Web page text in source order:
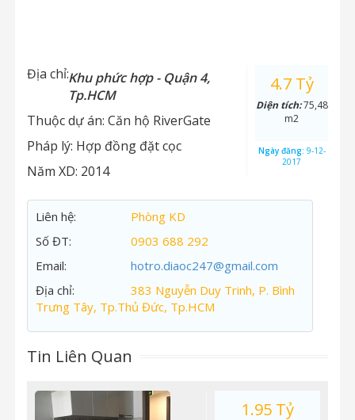
Địa chỉ:Khu phức hợp - Quận 4,
Tp.HCM
Thuộc dự án: Căn hộ RiverGate
Pháp lý: Hợp đồng đặt cọc
Năm XD: 2014
4.7 Tỷ
Diện tích:75,48
m2
Ngày đăng: 9-12-
2017
Liên hệ:
Phòng KD
Số ĐT:
0903 688 292
Email:
hotro.diaoc247@gmail.com
Địa chỉ:
383 Nguyễn Duy Trinh, P. Bình
Trưng Tây, Tp.Thủ Đức, Tp.HCM
Tin Liên Quan
1.95 Tỷ